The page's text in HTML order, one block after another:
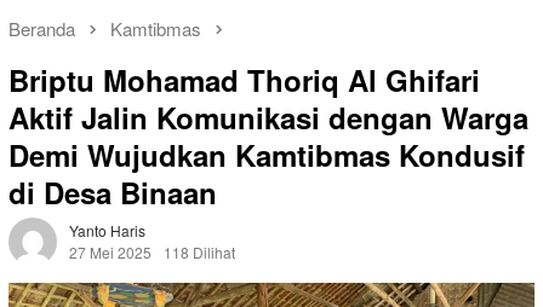
Beranda Kamtibmas
Briptu Mohamad Thoriq Al Ghifari
Aktif Jalin Komunikasi dengan Warga
Demi Wujudkan Kamtibmas Kondusif
di Desa Binaan
Yanto Haris
27 Mei 2025
118 Dilihat